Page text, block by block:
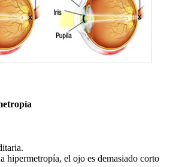
hipermetropía, el ojo es demasiado corto